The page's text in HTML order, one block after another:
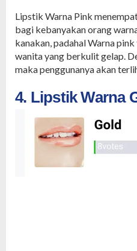
Lipstik Warna Pink
bagi kebanyakan orang
kanakan, padahal Warna
wanita yang berkulit gelap.
maka penggunanya akan
4. Lipstik Warna